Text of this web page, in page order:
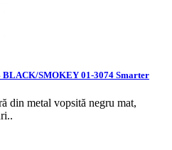
SMOKEY 01-3074 Smarter
din metal vopsită negru mat,